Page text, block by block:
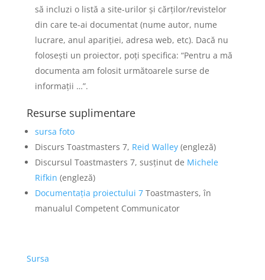
să incluzi o listă a site-urilor și cărților/revistelor
din care te-ai documentat (nume autor, nume
lucrare, anul apariției, adresa web, etc). Dacă nu
folosești un proiector, poți specifica: “Pentru a mă
documenta am folosit următoarele surse de
informații …”.
Resurse suplimentare
sursa foto
Discurs Toastmasters 7, Reid Walley(engleză)
Discursul Toastmasters 7, susținut de Michele
Rifkin (engleză)
Documentația proiectului 7Toastmasters, în
manualul Competent Communicator
Sursa